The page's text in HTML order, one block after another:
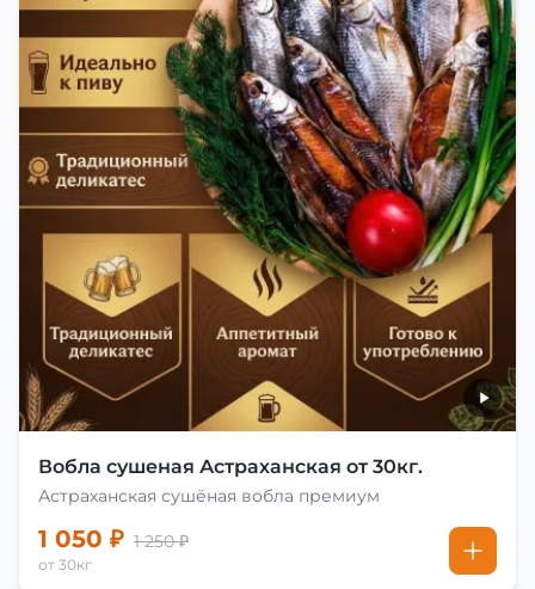
Вобла сушеная Астраханская от 30кг.
Астраханская сушёная вобла премиум
1 050 ₽ 1 250 ₽
от 30кг